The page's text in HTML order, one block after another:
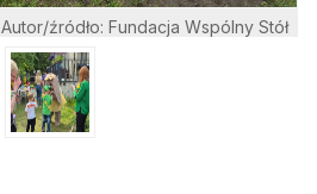
Autor/źródło: Fundacja Wspólny Stół